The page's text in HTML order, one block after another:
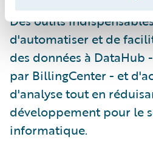
Des outils
d'automatiser et de
des données à DataHub
par BillingCenter - et
d'analyse tout en
développement pour le
informatique.